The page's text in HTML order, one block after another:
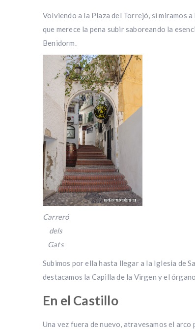
Volviendo a la Plaza del Torrejó, si miramos
que merece la pena subir saboreando la
Benidorm.
Carreró
dels
Gats
Subimos por ella hasta llegar a la Iglesia de
destacamos la Capilla de la Virgen y el
En el Castillo
Una vez fuera de nuevo, atravesamos el arco